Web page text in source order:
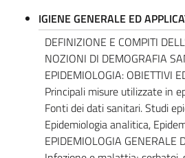
IGIENE GENERALE ED
DEFINIZIONE E COMPITI
NOZIONI DI DEMOGRAFIA
EPIDEMIOLOGIA: OBIETTIVI
Principali misure utilizzate in
Fonti dei dati sanitari. Studi
Epidemiologia analitica,
EPIDEMIOLOGIA GENERALE